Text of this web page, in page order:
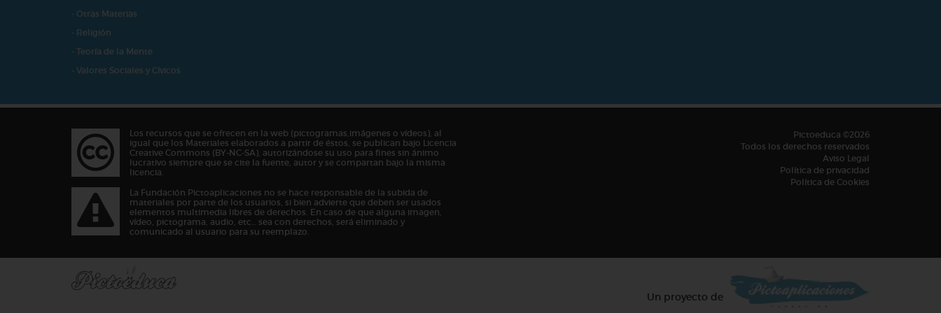
- Otras Materias
- Religión
- Teoría de la Mente
- Valores Sociales y Cívicos
Los recursos que se ofrecen en la web (pictogramas,imágenes o vídeos), al
igual que los Materiales elaborados a partir de éstos, se publican bajo Licencia
Creative Commons (BY-NC-SA), autorizándose su uso para fines sin ánimo
lucrativo siempre que se cite la fuente, autor y se compartan bajo la misma
licencia.
La Fundación Pictoaplicaciones no se hace responsable de la subida de
materiales por parte de los usuarios, si bien advierte que deben ser usados
elementos multimedia libres de derechos. En caso de que alguna imagen,
vídeo, pictograma, audio, etc… sea con derechos, será eliminado y
comunicado al usuario para su reemplazo.
Pictoeduca ©2026
Todos los derechos reservados
Aviso Legal
Política de privacidad
Política de Cookies
Un proyecto de